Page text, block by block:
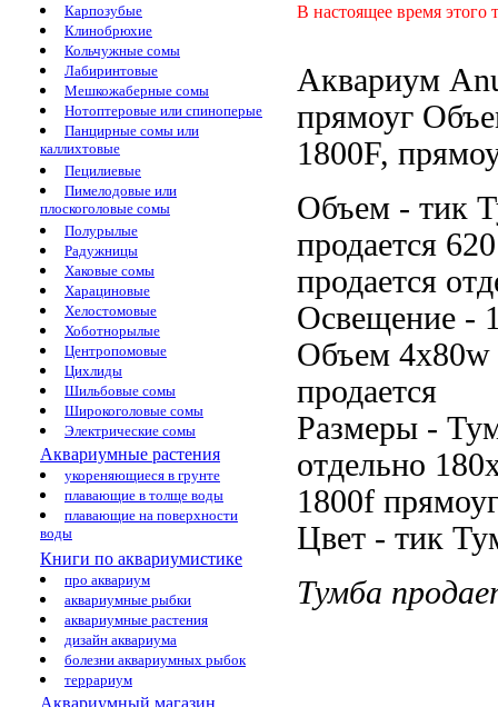
Карпозубые
Клинобрюхие
Кольчужные сомы
Лабиринтовые
Мешкожаберные сомы
Нотоптеровые или спиноперые
Панцирные сомы или
каллихтовые
Пецилиевые
Пимелодовые или
плоскоголовые сомы
Полурылые
Радужницы
Хаковые сомы
Харациновые
Хелостомовые
Хоботнорылые
Центропомовые
Цихлиды
Шильбовые сомы
Широкоголовые сомы
Электрические сомы
Аквариумные растения
укореняющиеся в грунте
плавающие в толще воды
плавающие на поверхности
воды
Книги по аквариумистике
про аквариум
аквариумные рыбки
аквариумные растения
дизайн аквариума
болезни аквариумных рыбок
террариум
Аквариумный магазин
В настоящее время этого
Аквариум
прямоуг
1800F,
Объем - тик
продается
продается
Освещение -
Объем
продается
Размеры -
отдельно
1800f
Цвет - тик
Тумба